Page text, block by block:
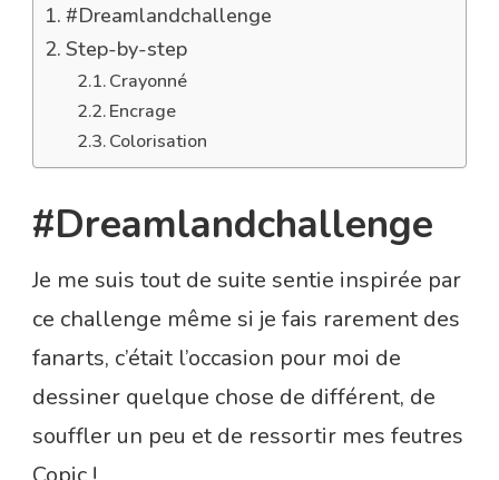
#Dreamlandchallenge
Step-by-step
Crayonné
Encrage
Colorisation
#Dreamlandchallenge
Je me suis tout de suite sentie inspirée par
ce challenge même si je fais rarement des
fanarts, c’était l’occasion pour moi de
dessiner quelque chose de différent, de
souffler un peu et de ressortir mes feutres